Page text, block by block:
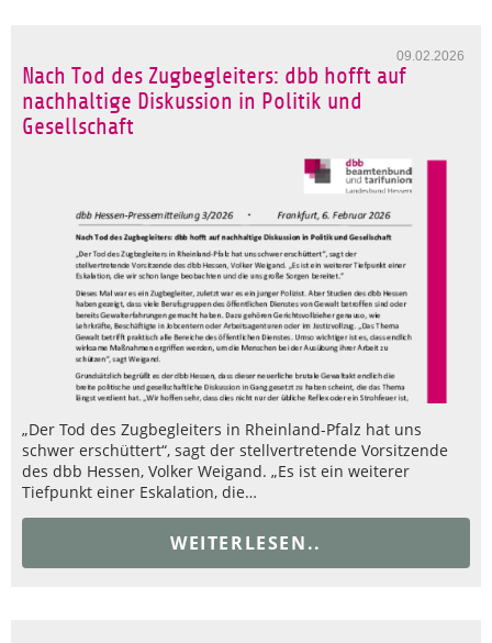
09.02.2026
Nach Tod des Zugbegleiters: dbb hofft auf
nachhaltige Diskussion in Politik und
Gesellschaft
„Der Tod des Zugbegleiters in Rheinland-Pfalz hat uns
schwer erschüttert“, sagt der stellvertretende Vorsitzende
des dbb Hessen, Volker Weigand. „Es ist ein weiterer
Tiefpunkt einer Eskalation, die…
WEITERLESEN..